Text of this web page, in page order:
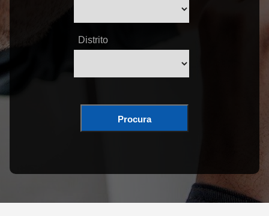
Distrito
Procura